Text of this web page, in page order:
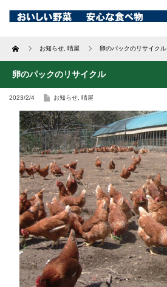
Home お知らせ 晴屋 卵のパックのリサイクル
卵のパックのリサイクル
2023/2/4 お知らせ 晴屋